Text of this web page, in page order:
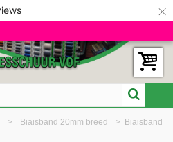
×
> Biaisband 20mm breed > Biaisband